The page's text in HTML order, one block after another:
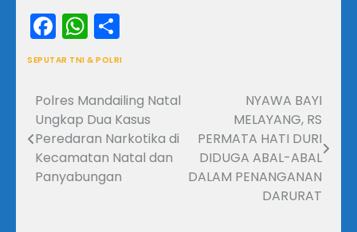
Facebook
WhatsApp
SEPUTAR TNI & POLRI
Navigasi
pos
Polres Mandailing Natal
Ungkap Dua Kasus
Peredaran Narkotika di
Kecamatan Natal dan
Panyabungan
NYAWA BAYI
MELAYANG, RS
PERMATA HATI DURI
DIDUGA ABAL-ABAL
DALAM PENANGANAN
DARURAT